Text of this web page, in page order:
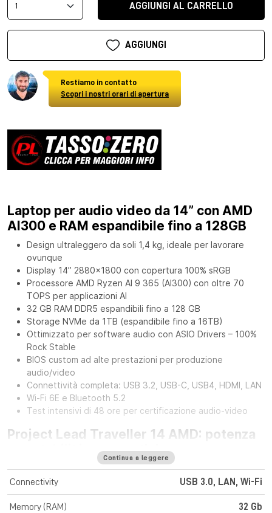
AGGIUNGI AL CARRELLO
AGGIUNGI
Restiamo in contatto
Scopri i nostri orari di apertura
Laptop per audio video da 14” con AMD
AI300 e RAM espandibile fino a 128GB
Design ultraleggero da soli 1,4 kg, ideale per lavorare
ovunque
Display 14” 2880x1800 con copertura 100% sRGB
Processore AMD Ryzen AI 9 365 (AI300) con oltre 70
TOPS per applicazioni AI
32 GB RAM DDR5 espandibili fino a 128 GB
Storage NVMe da 1TB (espandibile fino a 16TB)
Ottimizzato per software audio con ASIO Drivers – 100%
Rock Stable
BIOS custom ad alte prestazioni per produzione
audio/video
Connettività completa: USB 3.2, USB-C, USB4, HDMI, LAN
Wi-Fi 6E e Bluetooth 5.2
Test intensivi di 48 ore per certificazione audio-video
Project Lead Traveller 14 AMD: potenza
e portabilità per creativi
Il Project Lead Traveller 14 AMD è progettato per
professionisti dell’audio e del video che necessitano di
prestazioni elevate in mobilità. Con un peso di soli 1,4 kg e una
finitura elegante grey, questo laptop combina perfettamente
Continua a leggere
Connectivity USB 3.0, LAN, Wi-Fi
Memory (RAM) 32 Gb